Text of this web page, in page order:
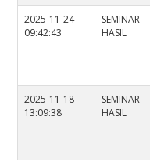
2025-11-24
09:42:43
SEMINAR
HASIL
2025-11-18
13:09:38
SEMINAR
HASIL